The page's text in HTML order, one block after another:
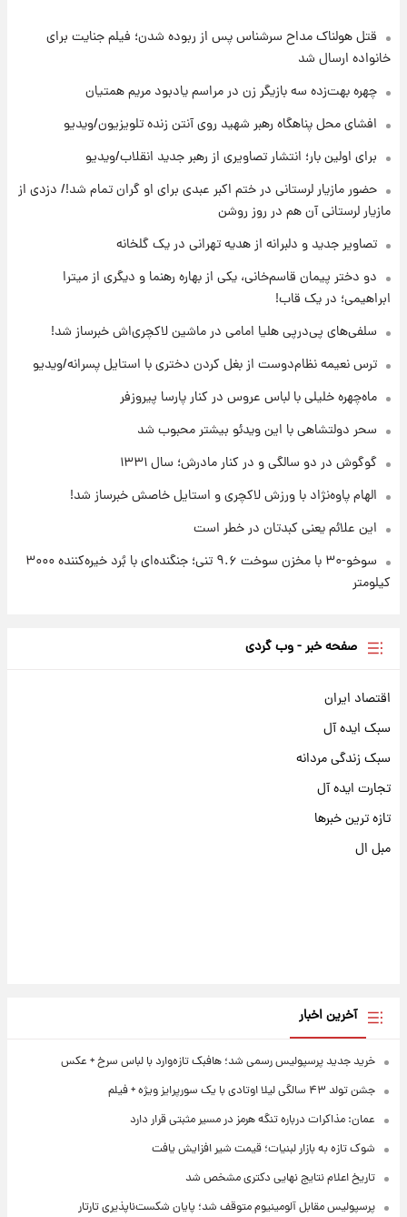
۱۰ ساعت پیش
۱۱ ساعت پیش
مرداد ۱۴۰۵ +جدول
۱۱ ساعت پیش
با قدرتمندترین و بادوام ترین تانک جهان آشنا
شوید+ فیلم
+جدول
۱۲ ساعت پیش
قیمت محصولات ایران‌خودرو و سایپا امروز شنبه
قتل هولناک مداح سرشناس پس از ربوده شدن؛ فیلم جنایت برای
خانواده ارسال شد
چهره بهت‌زده سه بازیگر زن در مراسم یادبود مریم همتیان
افشای محل پناهگاه‌ رهبر شهید روی آنتن زنده تلویزیون/ویدیو
برای اولین بار؛ انتشار تصاویری از رهبر جدید انقلاب/ویدیو
حضور مازیار لرستانی در ختم اکبر عبدی برای او گران تمام شد!/ دزدی از
مازیار لرستانی آن هم در روز روشن
تصاویر جدید و دلبرانه از هدیه تهرانی در یک گلخانه
دو دختر پیمان قاسم‌خانی، یکی از بهاره رهنما و دیگری از میترا
ابراهیمی؛ در یک قاب!
سلفی‌های پی‌درپی هلیا امامی در ماشین لاکچری‌اش خبرساز شد!
ترس نعیمه نظام‌دوست از بغل کردن دختری با استایل پسرانه/ویدیو
ماه‌چهره خلیلی با لباس عروس در کنار پارسا پیروزفر
سحر دولتشاهی با این ویدئو بیشتر محبوب شد
گوگوش در دو سالگی و در کنار مادرش؛ سال ۱۳۳۱
الهام پاوه‌نژاد با ورزش لاکچری و استایل خاصش خبرساز شد!
این علائم یعنی کبدتان در خطر است
سوخو-۳۰ با مخزن سوخت ۹.۶ تنی؛ جنگنده‌ای با بُرد خیره‌کننده ۳۰۰۰
کیلومتر
صفحه خبر - وب گردی
اقتصاد ایران
سبک ایده آل
سبک زندگی مردانه
تجارت ایده آل
تازه ترین خبرها
مبل ال
آخرین اخبار
خرید جدید پرسپولیس رسمی شد؛ هافبک تازه‌وارد با لباس سرخ + عکس
جشن تولد ۴۳ سالگی لیلا اوتادی با یک سورپرایز ویژه + فیلم
عمان: مذاکرات درباره تنگه هرمز در مسیر مثبتی قرار دارد
شوک تازه به بازار لبنیات؛ قیمت شیر افزایش یافت
تاریخ اعلام نتایج نهایی دکتری مشخص شد
پرسپولیس مقابل آلومینیوم متوقف شد؛ پایان شکست‌ناپذیری تارتار